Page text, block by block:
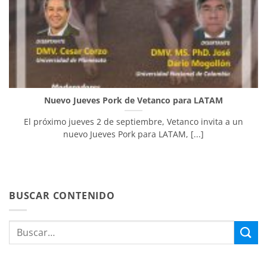
Nuevo Jueves Pork de Vetanco para LATAM
El próximo jueves 2 de septiembre, Vetanco invita a un
nuevo Jueves Pork para LATAM, [...]
BUSCAR CONTENIDO